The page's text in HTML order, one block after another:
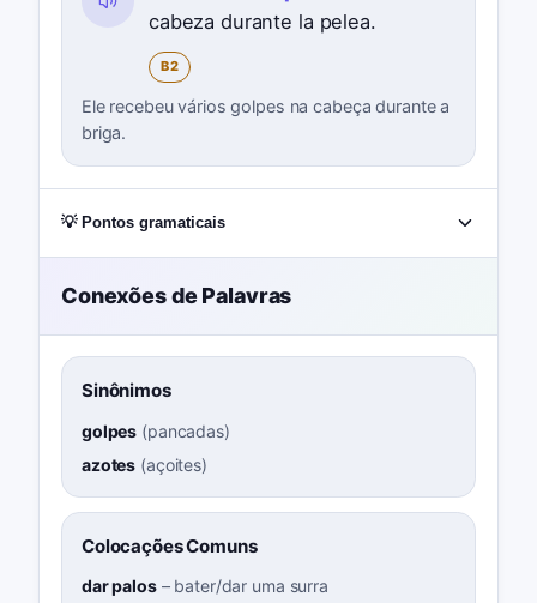
cabeza durante la pelea.
B2
Ele recebeu vários golpes na cabeça durante a
briga.
💡 Pontos gramaticais
Conexões de Palavras
Sinônimos
golpes (pancadas)
azotes (açoites)
Colocações Comuns
dar palos– bater/dar uma surra